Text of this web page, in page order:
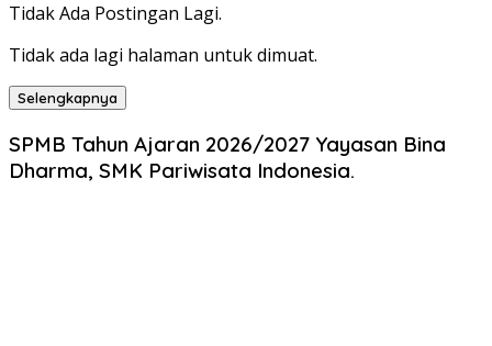
Tidak Ada Postingan Lagi.
Tidak ada lagi halaman untuk dimuat.
Selengkapnya
SPMB Tahun Ajaran 2026/2027 Yayasan Bina
Dharma, SMK Pariwisata Indonesia.